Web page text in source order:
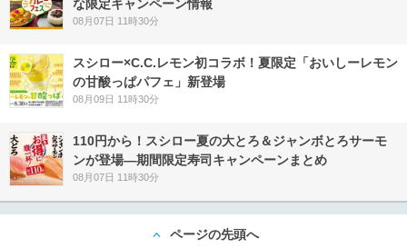
な限定キャンペーン情報
08月07日 11時30分
スシロー×C.C.レモン初コラボ！夏限定「おいしーレモン
の甘酸っぱパフェ」新登場
08月09日 11時30分
110円から！スシロー夏の大とろ＆ジャンボとろサーモ
ンが登場―期間限定寿司キャンペーンまとめ
08月07日 11時30分
ページの先頭へ